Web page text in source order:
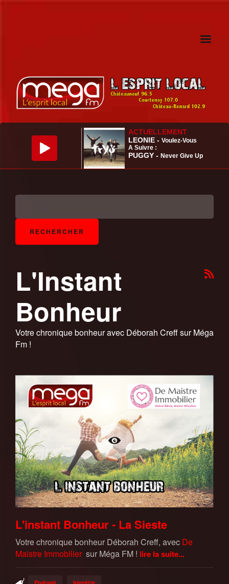
L'Instant
Bonheur
Votre chronique bonheur avec Déborah Creff sur Méga
Fm !
L'instant Bonheur - La Sieste
Votre chronique bonheur Déborah Creff, avec De
Maistre Immobilier sur Méga FM ! lire la suite...
Podcast bienêtre